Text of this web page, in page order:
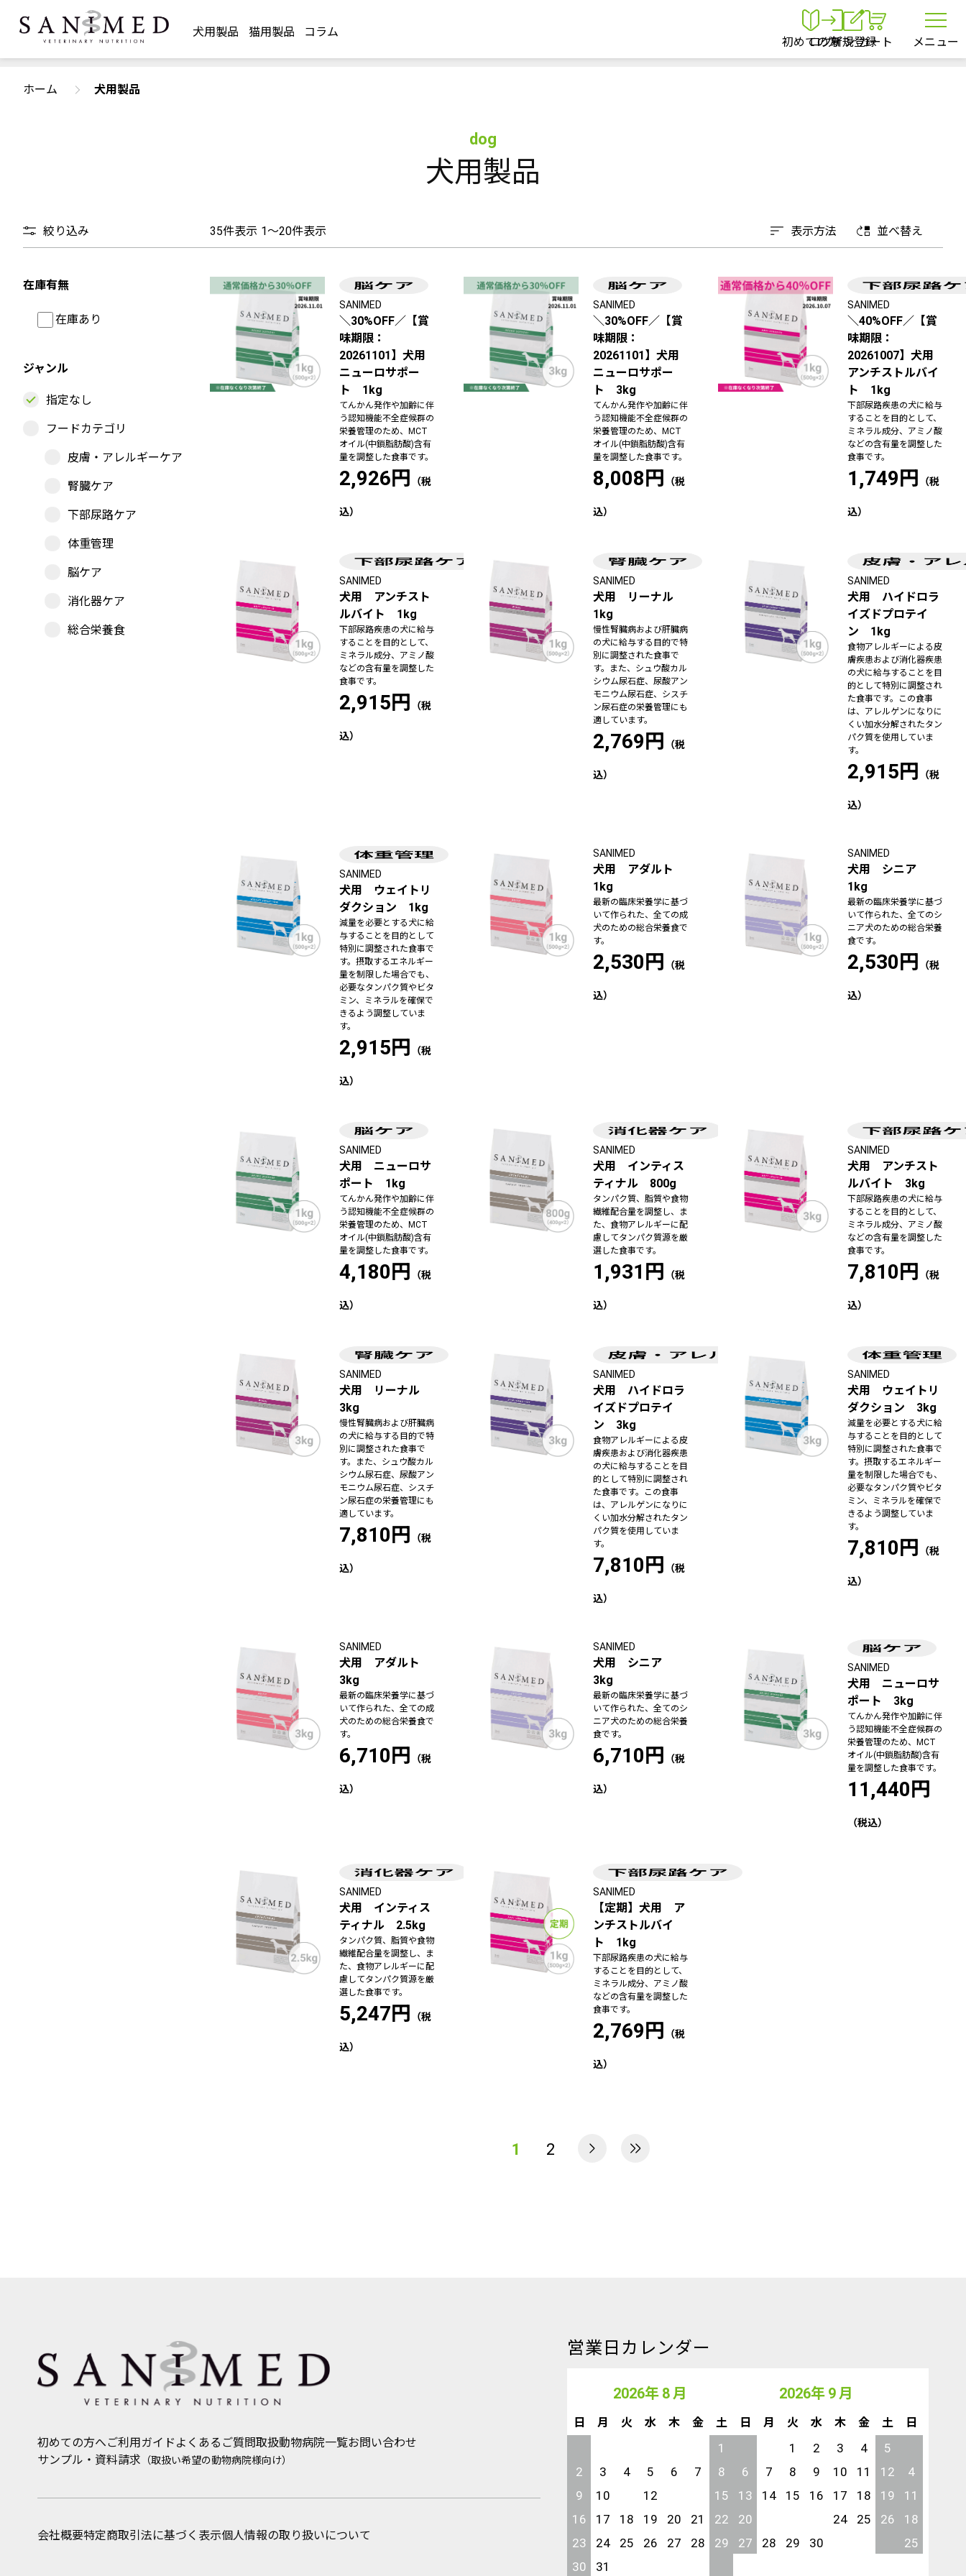
犬用製品 猫用製品 コラム
初めての方
ログイン新規登録
カート メニュー
ホーム 犬用製品
dog
犬用製品
絞り込み
在庫有無
在庫あり
ジャンル
指定なし
フードカテゴリ
皮膚・アレルギーケア
腎臓ケア
下部尿路ケア
体重管理
脳ケア
消化器ケア
総合栄養食
35件表示 1～20件表示 表示方法 並べ替え
SANIMED
＼30%OFF／【賞
味期限：
20261101】犬用
ニューロサポー
ト 1kg
てんかん発作や加齢に伴
う認知機能不全症候群の
栄養管理のため、MCT
オイル(中鎖脂肪酸)含有
量を調整した食事です。
2,926円
SANIMED
＼30%OFF／【賞
味期限：
20261101】犬用
ニューロサポー
ト 3kg
てんかん発作や加齢に伴
う認知機能不全症候群の
栄養管理のため、MCT
オイル(中鎖脂肪酸)含有
量を調整した食事です。
8,008円
SANIMED
＼40%OFF／【賞
味期限：
20261007】犬用
アンチストルバイ
ト 1kg
下部尿路疾患の犬に給与
することを目的として、
ミネラル成分、アミノ酸
などの含有量を調整した
食事です。
1,749円
SANIMED
犬用 アンチスト
ルバイト 1kg
下部尿路疾患の犬に給与
することを目的として、
ミネラル成分、アミノ酸
などの含有量を調整した
食事です。
2,915円
SANIMED
犬用 リーナル
1kg
慢性腎臓病および肝臓病
の犬に給与する目的で特
別に調整された食事で
す。また、シュウ酸カル
シウム尿石症、尿酸アン
モニウム尿石症、シスチ
ン尿石症の栄養管理にも
適しています。
2,769円
SANIMED
犬用 ハイドロラ
イズドプロテイ
ン 1kg
食物アレルギーによる皮
膚疾患および消化器疾患
の犬に給与することを目
的として特別に調整され
た食事です。この食事
は、アレルゲンになりに
くい加水分解されたタン
パク質を使用していま
す。
2,915円
SANIMED
犬用 ウェイトリ
ダクション 1kg
減量を必要とする犬に給
与することを目的として
特別に調整された食事で
す。摂取するエネルギー
量を制限した場合でも、
必要なタンパク質やビタ
ミン、ミネラルを確保で
きるよう調整していま
す。
2,915円
SANIMED
犬用 アダルト
1kg
最新の臨床栄養学に基づ
いて作られた、全ての成
犬のための総合栄養食で
す。
2,530円
SANIMED
犬用 シニア
1kg
最新の臨床栄養学に基づ
いて作られた、全てのシ
ニア犬のための総合栄養
食です。
2,530円
SANIMED
犬用 ニューロサ
ポート 1kg
てんかん発作や加齢に伴
う認知機能不全症候群の
栄養管理のため、MCT
オイル(中鎖脂肪酸)含有
量を調整した食事です。
4,180円
SANIMED
犬用 インティス
ティナル 800g
タンパク質、脂質や食物
繊維配合量を調整し、ま
た、食物アレルギーに配
慮してタンパク質源を厳
選した食事です。
1,931円
SANIMED
犬用 アンチスト
ルバイト 3kg
下部尿路疾患の犬に給与
することを目的として、
ミネラル成分、アミノ酸
などの含有量を調整した
食事です。
7,810円
SANIMED
犬用 リーナル
3kg
慢性腎臓病および肝臓病
の犬に給与する目的で特
別に調整された食事で
す。また、シュウ酸カル
シウム尿石症、尿酸アン
モニウム尿石症、シスチ
ン尿石症の栄養管理にも
適しています。
7,810円
SANIMED
犬用 ハイドロラ
イズドプロテイ
ン 3kg
食物アレルギーによる皮
膚疾患および消化器疾患
の犬に給与することを目
的として特別に調整され
た食事です。この食事
は、アレルゲンになりに
くい加水分解されたタン
パク質を使用していま
す。
7,810円
SANIMED
犬用 ウェイトリ
ダクション 3kg
減量を必要とする犬に給
与することを目的として
特別に調整された食事で
す。摂取するエネルギー
量を制限した場合でも、
必要なタンパク質やビタ
ミン、ミネラルを確保で
きるよう調整していま
す。
7,810円
SANIMED
犬用 アダルト
3kg
最新の臨床栄養学に基づ
いて作られた、全ての成
犬のための総合栄養食で
す。
6,710円
SANIMED
犬用 シニア
3kg
最新の臨床栄養学に基づ
いて作られた、全てのシ
ニア犬のための総合栄養
食です。
6,710円
SANIMED
犬用 ニューロサ
ポート 3kg
てんかん発作や加齢に伴
う認知機能不全症候群の
栄養管理のため、MCT
オイル(中鎖脂肪酸)含有
量を調整した食事です。
11,440円
SANIMED
犬用 インティス
ティナル 2.5kg
タンパク質、脂質や食物
繊維配合量を調整し、ま
た、食物アレルギーに配
慮してタンパク質源を厳
選した食事です。
5,247円
SANIMED
【定期】犬用 ア
ンチストルバイ
ト 1kg
下部尿路疾患の犬に給与
することを目的として、
ミネラル成分、アミノ酸
などの含有量を調整した
食事です。
2,769円
1 2
初めての方へご利用ガイド よくあるご質問取扱動物病院一覧お問い合わせ
サンプル・資料請求 （取扱い希望の動物病院様向け）
会社概要特定商取引法に基づく表示個人情報の取り扱いについて
営業日カレンダー
2026年 8月
日 月 火 水 木 金 土
1
2
3 4 5 6 7
8
9
10 12
15
16
17 18 19 20 21
22
23
24 25 26 27 28
29
30
31
2026年 9月
日 月 火 水 木 金 土
1 2 3 4
5
6
7 8 9 10 11
12
13
14 15 16 17 18
19
20
24 25
26
27
28 29 30
日
4
11
18
25